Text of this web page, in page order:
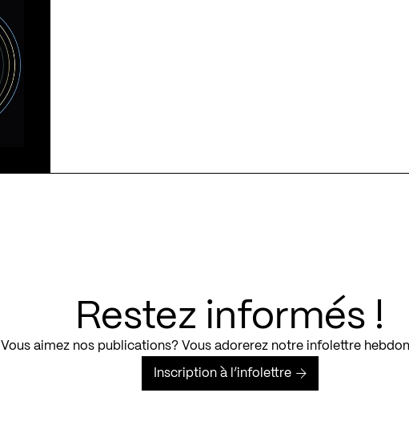
Restez informés !
Vous aimez nos publications? Vous adorerez notre infolettre
Inscription à l’infolettre